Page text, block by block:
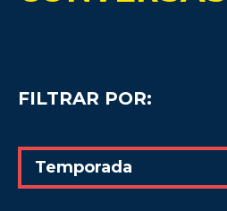
FILTRAR POR:
Temporada